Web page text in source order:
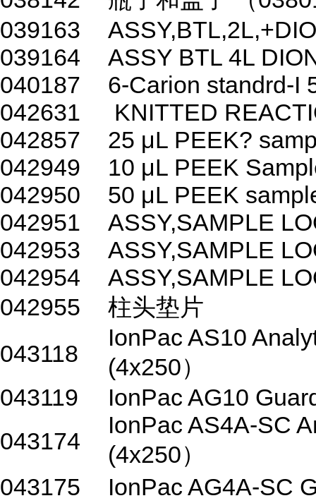
039163
039164
ASSY BTL 4L
040187
6-Carion standrd-I
042631
KNITTED
042857
25 μL PEEK?
042949
10 μL PEEK
042950
50 μL PEEK
042951
ASSY,SAMPLE
042953
ASSY,SAMPLE
042954
ASSY,SAMPLE
042955
柱头垫片
043118
IonPac AS10
(4x250）
043119
IonPac AG10
043174
IonPac AS4A-SC
(4x250）
043175
IonPac AG4A-SC